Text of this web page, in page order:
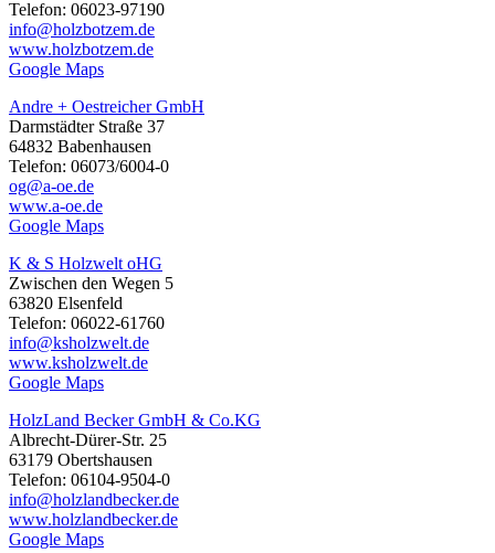
Telefon: 06023-97190
info@holzbotzem.de
www.holzbotzem.de
Google Maps
Andre + Oestreicher GmbH
Darmstädter Straße 37
64832 Babenhausen
Telefon: 06073/6004-0
og@a-oe.de
www.a-oe.de
Google Maps
K & S Holzwelt oHG
Zwischen den Wegen 5
63820 Elsenfeld
Telefon: 06022-61760
info@ksholzwelt.de
www.ksholzwelt.de
Google Maps
HolzLand Becker GmbH & Co.KG
Albrecht-Dürer-Str. 25
63179 Obertshausen
Telefon: 06104-9504-0
info@holzlandbecker.de
www.holzlandbecker.de
Google Maps